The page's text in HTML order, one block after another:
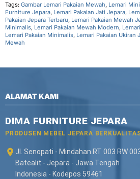
Tags: Gambar Lemari Pakaian Mewah, Lemari
Furniture Jepara, Lemari Pakaian Jati Jepara,
Pakaian Jepara Terbaru, Lemari Pakaian Mewah
Minimalis, Lemari Pakaian Mewah Modern,
Lemari Pakaian Minimalis, Lemari Pakaian Ukiran
Mewah
ALAMAT KAMI
DIMA FURNITURE JEPARA
PRODUSEN MEBEL JEPARA
Jl. Senopati - Mindahan RT 003 RW
Batealit - Jepara - Jawa Tengah
Indonesia - Kodepos 59461